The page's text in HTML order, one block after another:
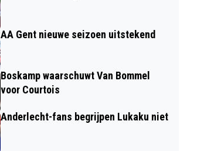
AA Gent nieuwe seizoen uitstekend
Boskamp waarschuwt Van Bommel
voor Courtois
Anderlecht-fans begrijpen Lukaku niet